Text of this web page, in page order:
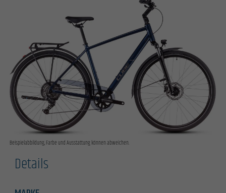
Beispielabbildung, Farbe und Ausstattung können abweichen.
Details